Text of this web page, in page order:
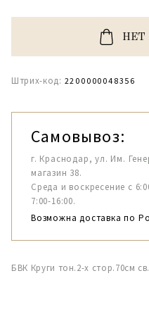
НЕТ
Штрих-код: 2200000048356
Самовывоз:
г. Краснодар, ул. Им.
магазин 38.
Среда и воскресение с
7:00-16:00.
Возможна доставка по
БВК Круги тон.2-х стор.70см